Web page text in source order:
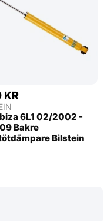
KR
6L1 02/2002 -
Bakre
Bilstein